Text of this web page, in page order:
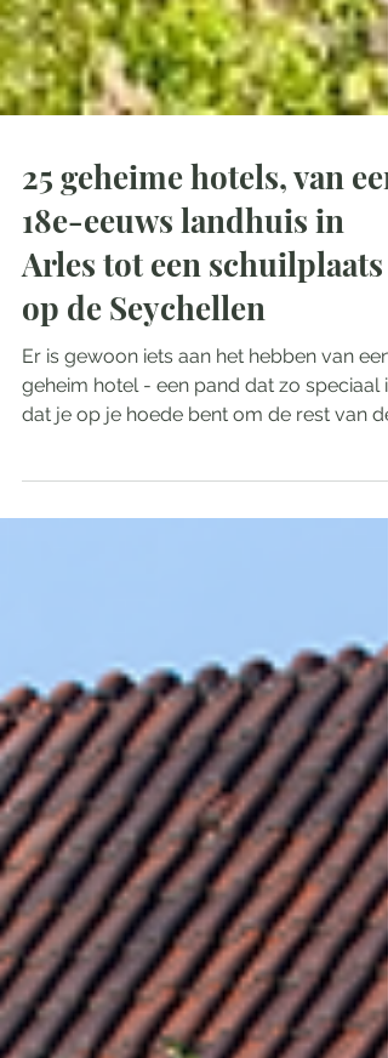
25 geheime hotels, van een
18e-eeuws landhuis in
Arles tot een schuilplaats
op de Seychellen
Er is gewoon iets aan het hebben van een
geheim hotel - een pand dat zo speciaal is